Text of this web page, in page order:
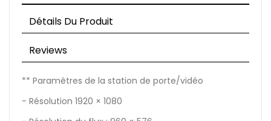
Détails Du Produit
Reviews
** Paramètres de la station de porte/vidéo
- Résolution 1920 × 1080